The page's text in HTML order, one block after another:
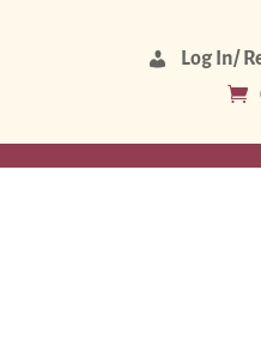
Log In/